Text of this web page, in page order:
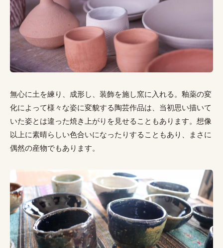
無心に土を練り、成形し、装飾を施し窯に入れる。釉薬の変
化によって様々な姿に変貌する陶芸作品は、当初思い描いて
いた姿とは違った焼き上がりを見せることもあります。想像
以上に素晴らしい色合いになったりすることもあり、まさに
偶然の産物でもあります。